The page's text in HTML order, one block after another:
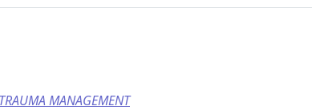
MANAGEMENT